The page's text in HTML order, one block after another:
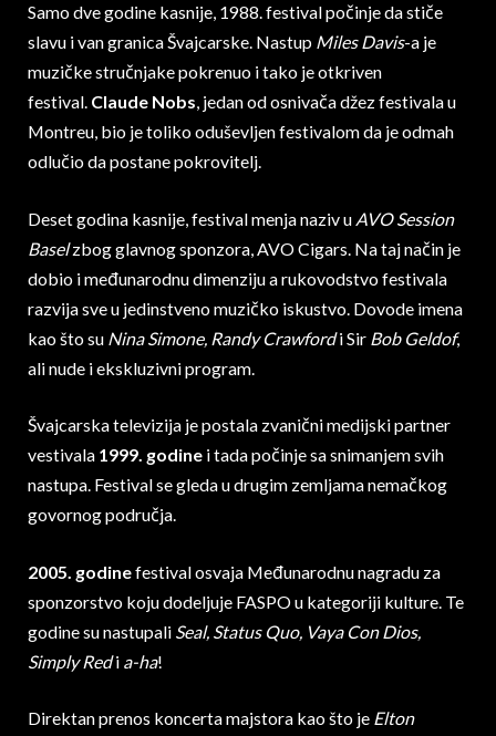
Samo dve godine kasnije, 1988. festival počinje da stiče
slavu i van granica Švajcarske. Nastup Miles Davis-a je
muzičke stručnjake pokrenuo i tako je otkriven
festival. Claude Nobs, jedan od osnivača džez festivala u
Montreu, bio je toliko oduševljen festivalom da je odmah
odlučio da postane pokrovitelj.
Deset godina kasnije, festival menja naziv u AVO Session
Baselzbog glavnog sponzora, AVO Cigars. Na taj način je
dobio i međunarodnu dimenziju a rukovodstvo festivala
razvija sve u jedinstveno muzičko iskustvo. Dovode imena
kao što su Nina Simone, Randy Crawfordi Sir Bob Geldof,
ali nude i ekskluzivni program.
Švajcarska televizija je postala zvanični medijski partner
vestivala 1999. godine i tada počinje sa snimanjem svih
nastupa. Festival se gleda u drugim zemljama nemačkog
govornog područja.
2005. godinefestival osvaja Međunarodnu nagradu za
sponzorstvo koju dodeljuje FASPO u kategoriji kulture. Te
godine su nastupali Seal, Status Quo, Vaya Con Dios,
Simply Redi a-ha!
Direktan prenos koncerta majstora kao što je Elton